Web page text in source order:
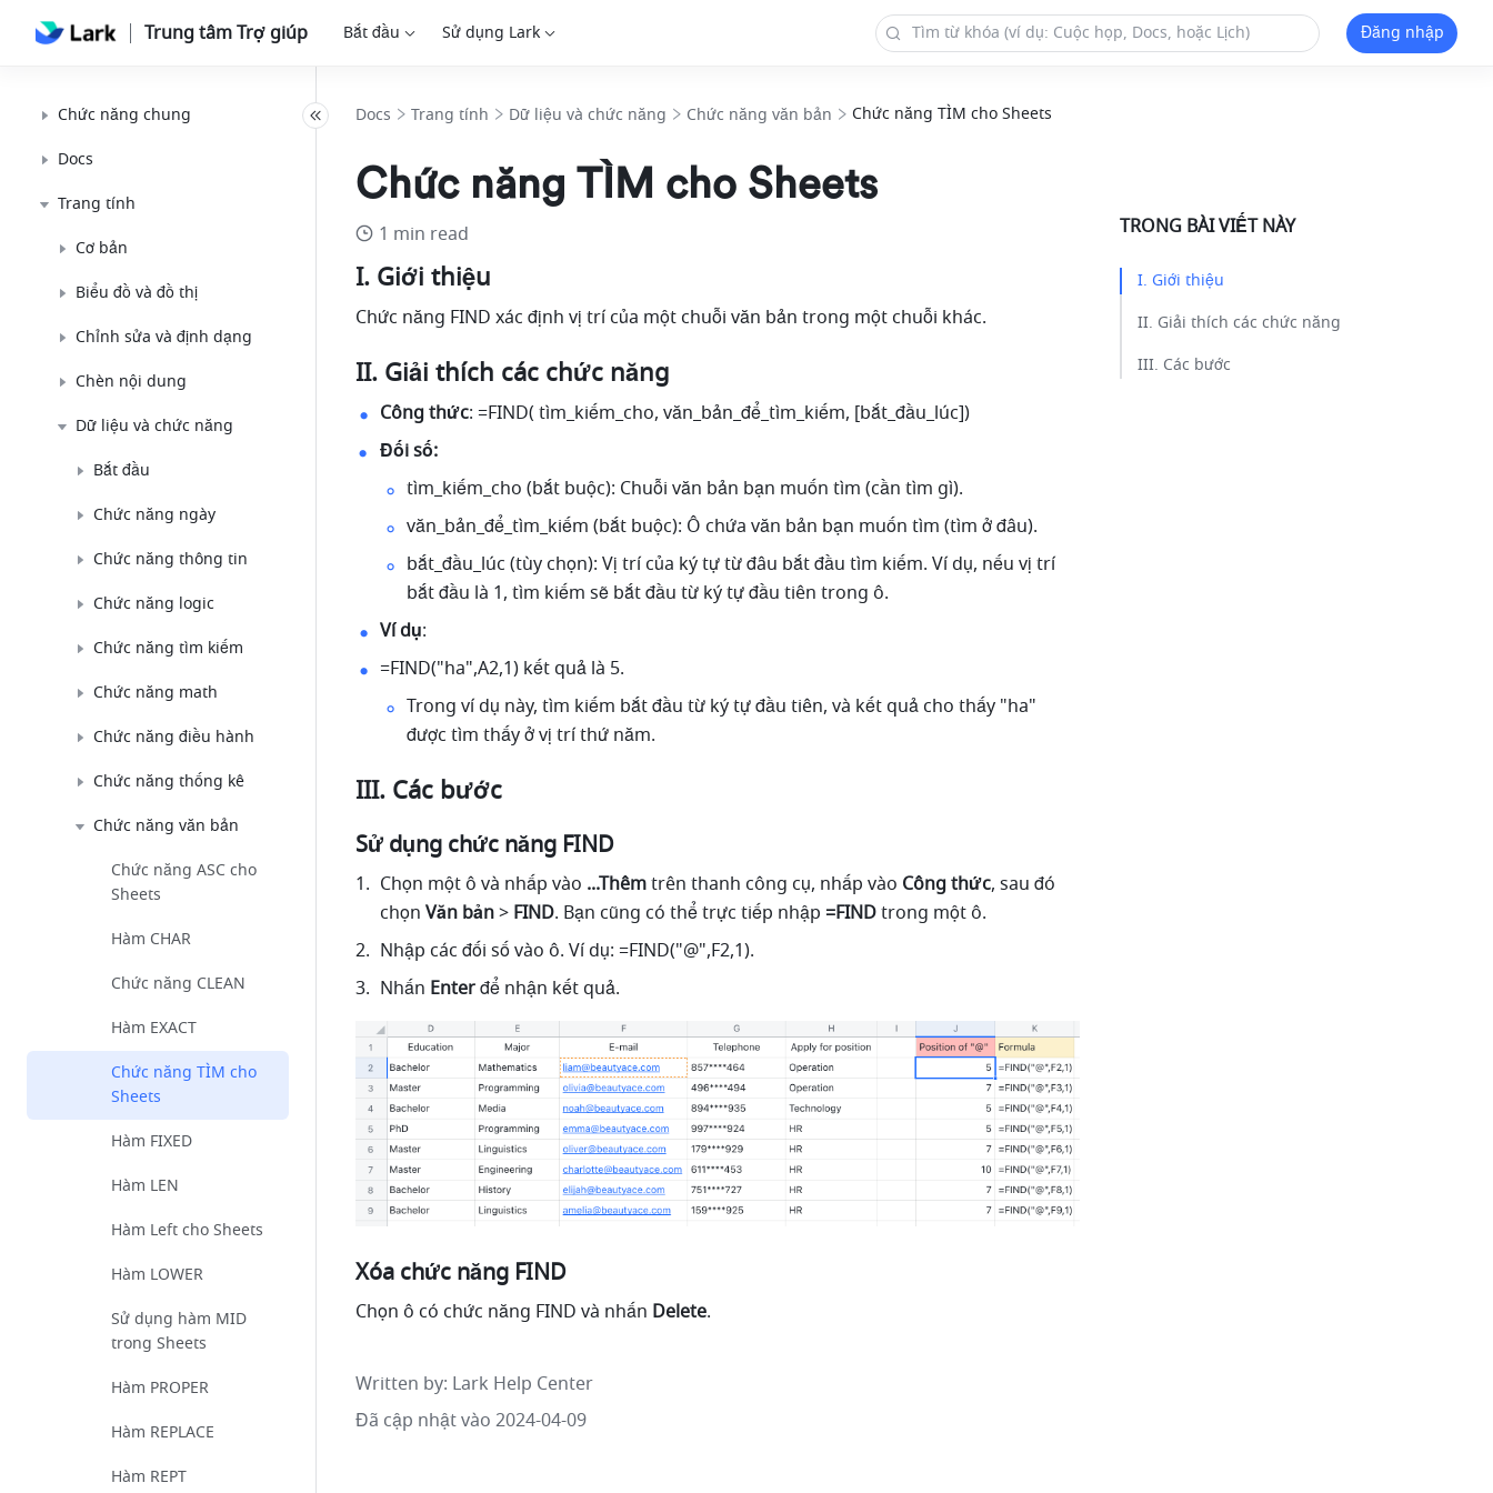
Trung tâm Trợ giúp Bắt đầu Sử dụng Lark Đăng nhập
Chức năng chung
Docs
Trang tính
Cơ bản
Biểu đồ và đồ thị
Chỉnh sửa và định dạng
Chèn nội dung
Dữ liệu và chức năng
Bắt đầu
Chức năng ngày
Chức năng thông tin
Chức năng logic
Chức năng tìm kiếm
Chức năng math
Chức năng điều hành
Chức năng thống kê
Chức năng văn bản
Chức năng ASC cho
Sheets
Hàm CHAR
Chức năng CLEAN
Hàm EXACT
Chức năng TÌM cho
Sheets
Hàm FIXED
Hàm LEN
Hàm Left cho Sheets
Hàm LOWER
Sử dụng hàm MID
trong Sheets
Hàm PROPER
Hàm REPLACE
Hàm REPT
Docs Trang tính Dữ liệu và chức năng Chức năng văn bản Chức năng TÌM cho Sheets
Chức năng TÌM cho Sheets
1 min read
I. Giới thiệu
Chức năng FIND xác định vị trí của một chuỗi văn bản trong một chuỗi khác.
II. Giải thích các chức năng
Công thức: =FIND( tìm_kiếm_cho, văn_bản_để_tìm_kiếm, [bắt_đầu_lúc])
Đối số:
tìm_kiếm_cho (bắt buộc): Chuỗi văn bản bạn muốn tìm (cần tìm gì).
văn_bản_để_tìm_kiếm (bắt buộc): Ô chứa văn bản bạn muốn tìm (tìm ở đâu).
bắt_đầu_lúc (tùy chọn): Vị trí của ký tự từ đâu bắt đầu tìm kiếm. Ví dụ, nếu vị trí
bắt đầu là 1, tìm kiếm sẽ bắt đầu từ ký tự đầu tiên trong ô.
Ví dụ:
=FIND("ha",A2,1) kết quả là 5.
Trong ví dụ này, tìm kiếm bắt đầu từ ký tự đầu tiên, và kết quả cho thấy "ha"
được tìm thấy ở vị trí thứ năm.
III. Các bước
Sử dụng chức năng FIND
Chọn một ô và nhấp vào ...Thêm trên thanh công cụ, nhấp vào Công thức, sau đó
chọn Văn bản > FIND. Bạn cũng có thể trực tiếp nhập =FIND trong một ô.
Nhập các đối số vào ô. Ví dụ: =FIND("@",F2,1).
Nhấn Enter để nhận kết quả.
Xóa chức năng FIND
Chọn ô có chức năng FIND và nhấn Delete.
Written by: Lark Help Center
Đã cập nhật vào 2024-04-09
TRONG BÀI VIẾT NÀY
I. Giới thiệu​
II. Giải thích các chức năng​
III. Các bước​